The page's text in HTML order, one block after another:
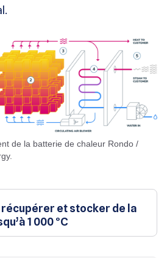
et stocker de la
1 000 °C